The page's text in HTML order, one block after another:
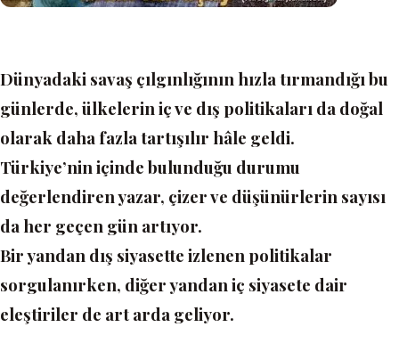
Dünyadaki savaş çılgınlığının hızla tırmandığı bu
günlerde, ülkelerin iç ve dış politikaları da doğal
olarak daha fazla tartışılır hâle geldi.
Türkiye’nin içinde bulunduğu durumu
değerlendiren yazar, çizer ve düşünürlerin sayısı
da her geçen gün artıyor.
Bir yandan dış siyasette izlenen politikalar
sorgulanırken, diğer yandan iç siyasete dair
eleştiriler de art arda geliyor.